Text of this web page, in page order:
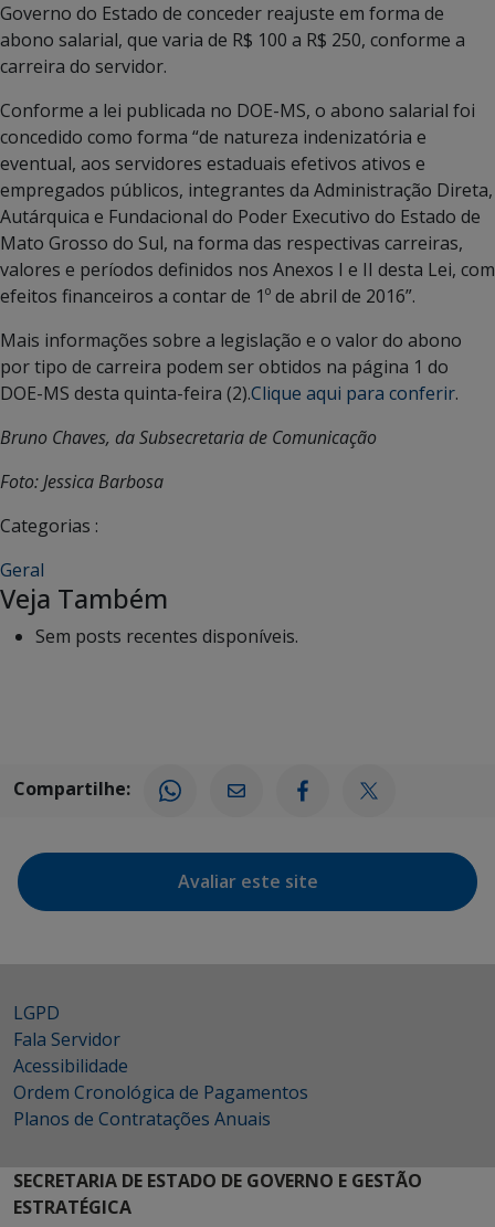
Governo do Estado de conceder reajuste em forma de
abono salarial, que varia de R$ 100 a R$ 250, conforme a
carreira do servidor.
Conforme a lei publicada no DOE-MS, o abono salarial foi
concedido como forma “de natureza indenizatória e
eventual, aos servidores estaduais efetivos ativos e
empregados públicos, integrantes da Administração Direta,
Autárquica e Fundacional do Poder Executivo do Estado de
Mato Grosso do Sul, na forma das respectivas carreiras,
valores e períodos definidos nos Anexos I e II desta Lei, com
efeitos financeiros a contar de 1º de abril de 2016”.
Mais informações sobre a legislação e o valor do abono
por tipo de carreira podem ser obtidos na página 1 do
DOE-MS desta quinta-feira (2).Clique aqui para conferir.
Bruno Chaves, da Subsecretaria de Comunicação
Foto: Jessica Barbosa
Categorias :
Geral
Veja Também
Sem posts recentes disponíveis.
Compartilhe:
Avaliar este site
LGPD
Fala Servidor
Acessibilidade
Ordem Cronológica de Pagamentos
Planos de Contratações Anuais
SECRETARIA DE ESTADO DE GOVERNO E GESTÃO
ESTRATÉGICA